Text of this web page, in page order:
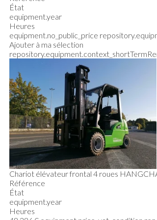
État
equipment.year
Heures
equipment.no_public_price
Ajouter à ma sélection
Chariot élévateur frontal 4 roues
Référence
État
equipment.year
Heures